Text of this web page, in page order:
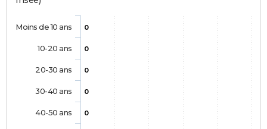
0
0
0
0
0
Moins de 10 ans
10-20 ans
20-30 ans
30-40 ans
40-50 ans